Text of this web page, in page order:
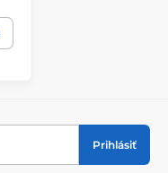
Prihlásiť